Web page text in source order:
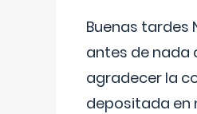
Buenas tardes
antes de nada
agradecer la
depositada en